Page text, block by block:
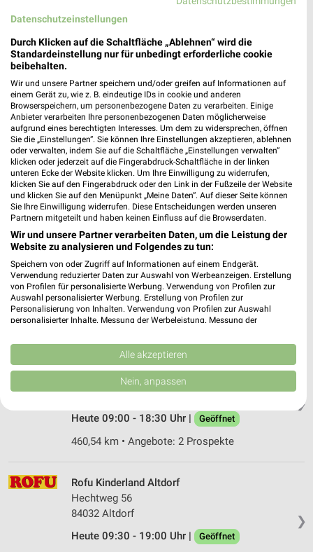
Rofu Kinderland Cham
Rodinger Straße 22
93413 Cham
372,42 km • Angebote: 2 Prospekte
Ernsting's family Vilshofen
Stadtplatz 18
94474 Vilshofen
Heute 08:30 - 18:30 Uhr | Geöffnet
432,42 km
BabyOne Regensburg
Im Gewerbepark B 15
93059 Regensburg
Heute 10:00 - 18:00 Uhr | Geöffnet
398,22 km
❯
Rofu Kinderland Eggenfelden
Lauterbachstraße 40
Heute 09:00 - 18:30 Uhr |
Geöffnet
460,54 km • Angebote: 2 Prospekte
❯
Rofu Kinderland Altdorf
Hechtweg 56
84032 Altdorf
Heute 09:30 - 19:00 Uhr |
Geöffnet
Datenschutzeinstellungen
Durch Klicken auf die Schaltfläche „Ablehnen“ wird die
Standardeinstellung nur für unbedingt erforderliche cookie
beibehalten.
Wir und unsere Partner speichern und/oder greifen auf Informationen auf
einem Gerät zu, wie z. B. eindeutige IDs in cookie und anderen
Browserspeichern, um personenbezogene Daten zu verarbeiten. Einige
Anbieter verarbeiten Ihre personenbezogenen Daten möglicherweise
aufgrund eines berechtigten Interesses. Um dem zu widersprechen, öffnen
Sie die „Einstellungen“. Sie können Ihre Einstellungen akzeptieren, ablehnen
oder verwalten, indem Sie auf die Schaltfläche „Einstellungen verwalten“
klicken oder jederzeit auf die Fingerabdruck-Schaltfläche in der linken
unteren Ecke der Website klicken. Um Ihre Einwilligung zu widerrufen,
klicken Sie auf den Fingerabdruck oder den Link in der Fußzeile der Website
und klicken Sie auf den Menüpunkt „Meine Daten“. Auf dieser Seite können
Sie Ihre Einwilligung widerrufen. Diese Entscheidungen werden unseren
Partnern mitgeteilt und haben keinen Einfluss auf die Browserdaten.
Wir und unsere Partner verarbeiten Daten, um die Leistung der
Website zu analysieren und Folgendes zu tun:
Speichern von oder Zugriff auf Informationen auf einem Endgerät.
Verwendung reduzierter Daten zur Auswahl von Werbeanzeigen. Erstellung
von Profilen für personalisierte Werbung. Verwendung von Profilen zur
Auswahl personalisierter Werbung. Erstellung von Profilen zur
Personalisierung von Inhalten. Verwendung von Profilen zur Auswahl
personalisierter Inhalte. Messung der Werbeleistung. Messung der
Kombinationen von Daten aus verschiedenen Quellen. Entwicklung und
Verbesserung der Angebote. Verwendung reduzierter Daten zur Auswahl
von Inhalten.
Daten können außerhalb der Europäischen Union weitergegeben und in die
Website/App.
Speichern von oder Zugriff auf Informationen
auf einem Endgerät
Verwendung reduzierter Daten zur Auswahl von
Werbeanzeigen
Alle akzeptieren
Nein, anpassen